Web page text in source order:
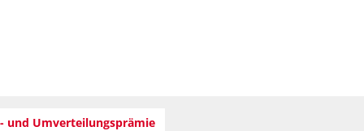
und Umverteilungsprämie